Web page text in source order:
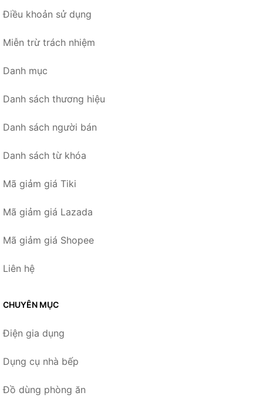
Điều khoản sử dụng
Miễn trừ trách nhiệm
Danh mục
Danh sách thương hiệu
Danh sách người bán
Danh sách từ khóa
Mã giảm giá Tiki
Mã giảm giá Lazada
Mã giảm giá Shopee
Liên hệ
CHUYÊN MỤC
Điện gia dụng
Dụng cụ nhà bếp
Đồ dùng phòng ăn